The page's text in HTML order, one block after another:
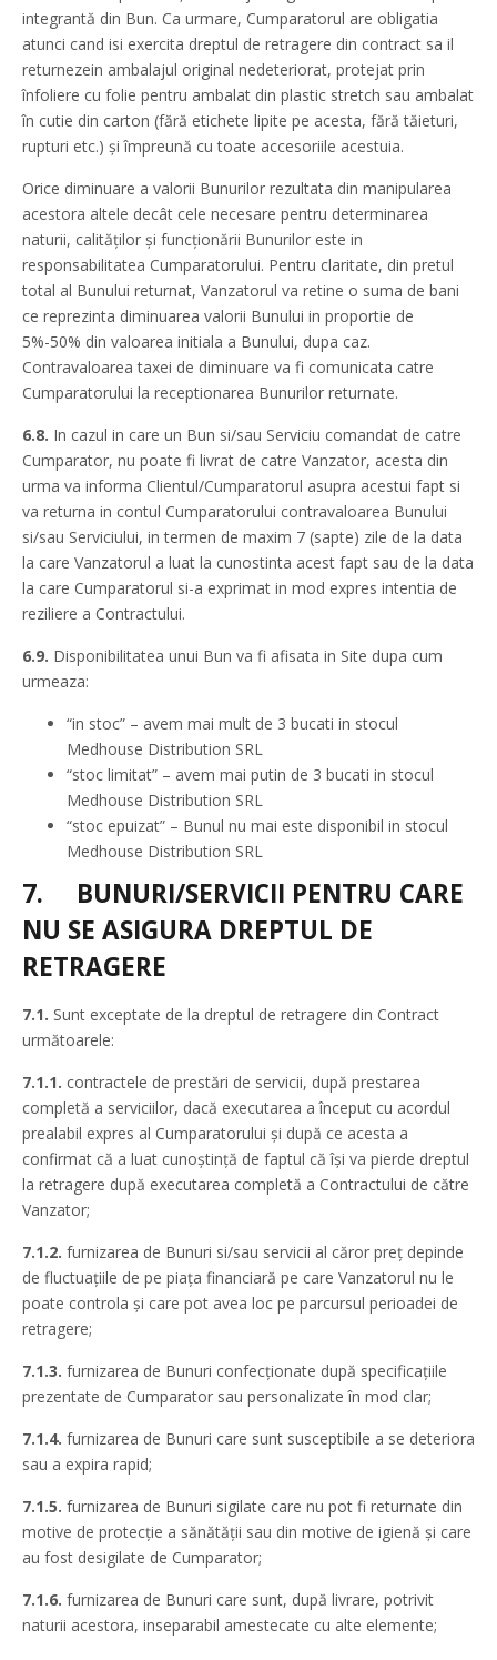
integrantă din Bun. Ca urmare, Cumparatorul are obligatia
atunci cand isi exercita dreptul de retragere din contract sa il
returnezein ambalajul original nedeteriorat, protejat prin
înfoliere cu folie pentru ambalat din plastic stretch sau ambalat
în cutie din carton (fără etichete lipite pe acesta, fără tăieturi,
rupturi etc.) și împreună cu toate accesoriile acestuia.
Orice diminuare a valorii Bunurilor rezultata din manipularea
acestora altele decât cele necesare pentru determinarea
naturii, calităților și funcționării Bunurilor este in
responsabilitatea Cumparatorului. Pentru claritate, din pretul
total al Bunului returnat, Vanzatorul va retine o suma de bani
ce reprezinta diminuarea valorii Bunului in proportie de
5%-50% din valoarea initiala a Bunului, dupa caz.
Contravaloarea taxei de diminuare va fi comunicata catre
Cumparatorului la receptionarea Bunurilor returnate.
6.8. In cazul in care un Bun si/sau Serviciu comandat de catre
Cumparator, nu poate fi livrat de catre Vanzator, acesta din
urma va informa Clientul/Cumparatorul asupra acestui fapt si
va returna in contul Cumparatorului contravaloarea Bunului
si/sau Serviciului, in termen de maxim 7 (sapte) zile de la data
la care Vanzatorul a luat la cunostinta acest fapt sau de la data
la care Cumparatorul si-a exprimat in mod expres intentia de
reziliere a Contractului.
6.9. Disponibilitatea unui Bun va fi afisata in Site dupa cum
urmeaza:
“in stoc” – avem mai mult de 3 bucati in stocul
Medhouse Distribution SRL
“stoc limitat” – avem mai putin de 3 bucati in stocul
Medhouse Distribution SRL
“stoc epuizat” – Bunul nu mai este disponibil in stocul
Medhouse Distribution SRL
7. BUNURI/SERVICII PENTRU CARE
NU SE ASIGURA DREPTUL DE
RETRAGERE
7.1. Sunt exceptate de la dreptul de retragere din Contract
următoarele:
7.1.1. contractele de prestări de servicii, după prestarea
completă a serviciilor, dacă executarea a început cu acordul
prealabil expres al Cumparatorului şi după ce acesta a
confirmat că a luat cunoştinţă de faptul că îşi va pierde dreptul
la retragere după executarea completă a Contractului de către
Vanzator;
7.1.2. furnizarea de Bunuri si/sau servicii al căror preţ depinde
de fluctuaţiile de pe piaţa financiară pe care Vanzatorul nu le
poate controla şi care pot avea loc pe parcursul perioadei de
retragere;
7.1.3. furnizarea de Bunuri confecţionate după specificaţiile
prezentate de Cumparator sau personalizate în mod clar;
7.1.4. furnizarea de Bunuri care sunt susceptibile a se deteriora
sau a expira rapid;
7.1.5. furnizarea de Bunuri sigilate care nu pot fi returnate din
motive de protecţie a sănătăţii sau din motive de igienă şi care
au fost desigilate de Cumparator;
7.1.6. furnizarea de Bunuri care sunt, după livrare, potrivit
naturii acestora, inseparabil amestecate cu alte elemente;